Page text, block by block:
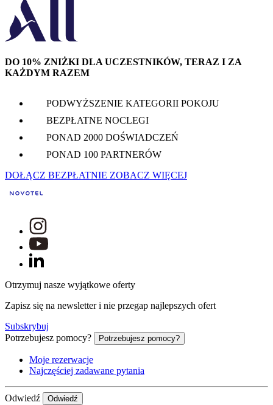
DO 10% ZNIŻKI DLA UCZESTNIKÓW, TERAZ I ZA
KAŻDYM RAZEM
PODWYŻSZENIE KATEGORII POKOJU
BEZPŁATNE NOCLEGI
PONAD 2000 DOŚWIADCZEŃ
PONAD 100 PARTNERÓW
DOŁĄCZ BEZPŁATNIE ZOBACZ WIĘCEJ
Otrzymuj nasze wyjątkowe oferty
Zapisz się na newsletter i nie przegap najlepszych ofert
Subskrybuj
Potrzebujesz pomocy?
Potrzebujesz pomocy?
Moje rezerwacje
Najczęściej zadawane pytania
Odwiedź Odwiedź